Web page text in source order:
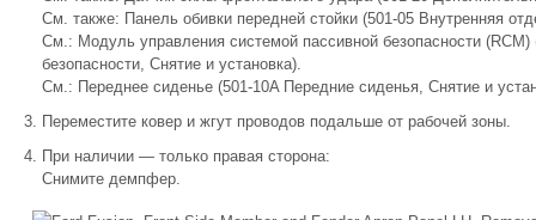
См. также: Панель обивки передней стойки (501-05 Внутренняя
См.: Модуль управления системой пассивной безопасности
безопасности, Снятие и установка).
См.: Переднее сиденье (501-10A Передние сиденья, Снятие и
Переместите ковер и жгут проводов подальше от рабочей зоны.
При наличии — только правая сторона:
Снимите демпфер.